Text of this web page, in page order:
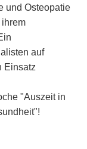
und Osteopatie
auf
Einsatz
"Auszeit in